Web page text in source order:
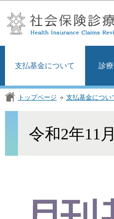
支払基金について 診
トップページ 支払基金につい
令和2年11